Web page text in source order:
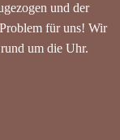
und der
für uns! Wir
um die Uhr.